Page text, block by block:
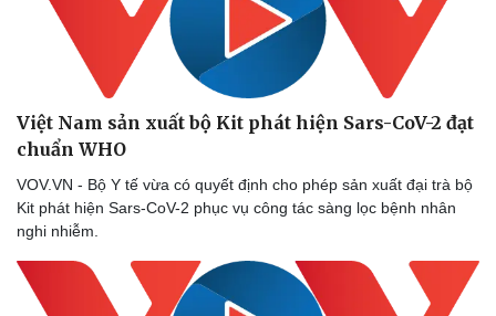
Việt Nam sản xuất bộ Kit phát hiện Sars-CoV-2 đạt
chuẩn WHO
VOV.VN - Bộ Y tế vừa có quyết định cho phép sản xuất đại trà bộ
Kit phát hiện Sars-CoV-2 phục vụ công tác sàng lọc bệnh nhân
nghi nhiễm.